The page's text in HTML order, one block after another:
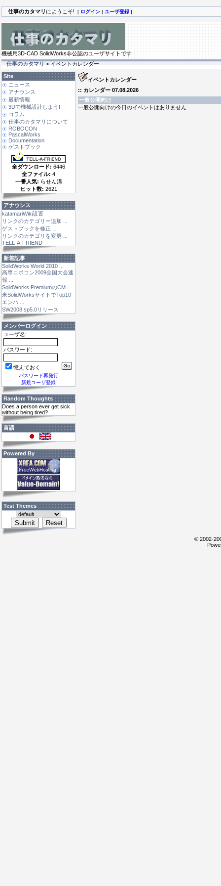
仕事のカタマリ にようこそ! [ ログイン | ユーザ登録 ]
機械用3D-CAD SolidWorks非公認のユーザサイトです
仕事のカタマリ> イベントカレンダー
Site
ニュース
アナウンス
最新情報
3Dで機械設計しよう!
コラム
仕事のカタマリについて
ROBOCON
PascalWorks
Documentation
ゲストブック
全ダウンロード: 6446
全ファイル: 4
一番人気: らせん溝
ヒット数: 2621
アナウンス
katamariWiki設置
リンクのカテゴリー追加 ...
ゲストブックを修正 ...
リンクのカテゴリを変更 ...
TELL-A-FRIEND
新着記事
SolidWorks World 2010 ...
高専ロボコン2009全国大会速
報 ...
SolidWorks PremiumのCM
米SolidWorksサイトでTop10
エンハ ...
SW2008 sp5.0リリース
メンバーログイン
ユーザ名:
パスワード:
憶えておく
パスワード再発行
新規ユーザ登録
Random Thoughts
Does a person ever get sick
without being tired?
言語
Powered By
Test Themes
イベントカレンダー
:: カレンダー 07.08.2026
一般公開向け
一般公開向けの今日のイベントはありません
© 2002-